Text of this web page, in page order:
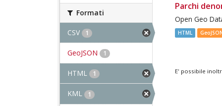
Formati
CSV 1
GeoJSON 1
HTML 1
KML 1
Parchi
Open Geo
HTML
E' possibile